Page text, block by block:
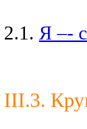
2.1. Я –-
III.3.